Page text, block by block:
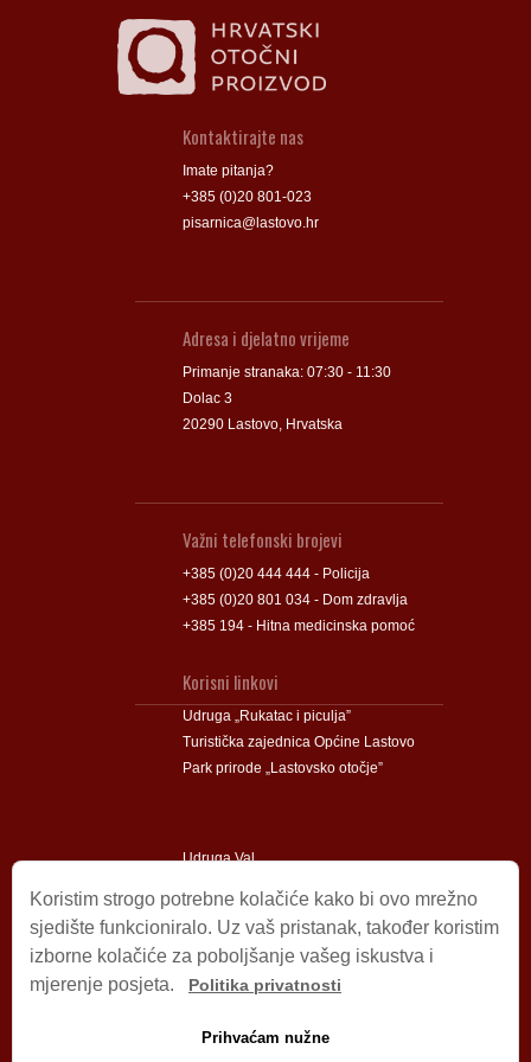
Kontaktirajte nas
Imate pitanja?
+385 (0)20 801-023
pisarnica@lastovo.hr
Adresa i djelatno vrijeme
Primanje stranaka: 07:30 - 11:30
Dolac 3
20290 Lastovo, Hrvatska
Važni telefonski brojevi
+385 (0)20 444 444 - Policija
+385 (0)20 801 034 - Dom zdravlja
+385 194 - Hitna medicinska pomoć
Korisni linkovi
Udruga „Rukatac i piculja”
Turistička zajednica Općine Lastovo
Park prirode „Lastovsko otočje”
Udruga Val
Impressum
© 2009 – 2026 Općina Lastovo.
Koristim strogo potrebne kolačiće kako bi ovo mrežno
sjedište funkcioniralo. Uz vaš pristanak, također koristim
izborne kolačiće za poboljšanje vašeg iskustva i
mjerenje posjeta.
Politika privatnosti
Prihvaćam nužne